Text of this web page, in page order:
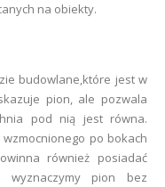
na obiekty.
budowlane,które jest w
pion, ale pozwala
pod nią jest równa.
po bokach
również posiadać
wyznaczymy pion bez